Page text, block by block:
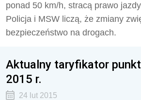
ponad 50 km/h, stracą prawo
Policja i MSW liczą, że zmiany
bezpieczeństwo na drogach.
Aktualny taryfikator
2015 r.
24 lut 2015